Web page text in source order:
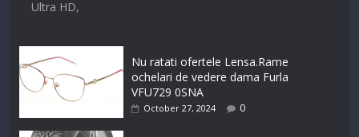
Ultra HD,
Nu ratati ofertele Lensa.Rame
ochelari de vedere dama Furla
VFU729 0SNA
October 27, 2024 0